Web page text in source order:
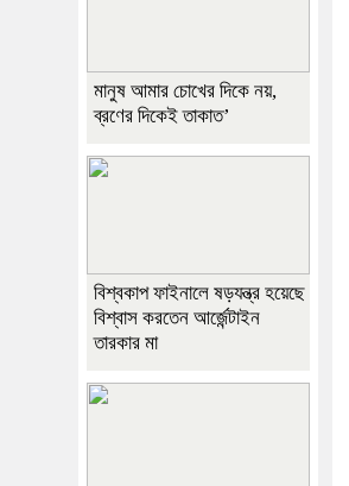
মানুষ আমার চোখের দিকে নয়,
ব্রণের দিকেই তাকাত’
বিশ্বকাপ ফাইনালে ষড়যন্ত্র হয়েছে
বিশ্বাস করতেন আর্জেন্টাইন
তারকার মা